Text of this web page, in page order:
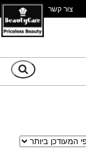
צור קשר